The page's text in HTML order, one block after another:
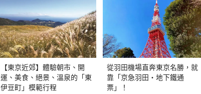
【東京近郊】體驗朝市、開
運、美食、絕景、溫泉的「東
伊豆町」模範行程
從羽田機場直奔東京名勝，就
靠「京急羽田・地下鐵通
票」！